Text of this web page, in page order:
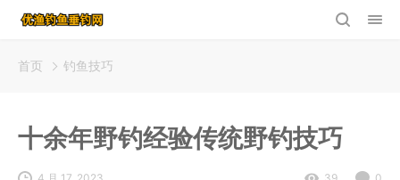
首页 钓鱼技巧
十余年野钓经验传统野钓技巧